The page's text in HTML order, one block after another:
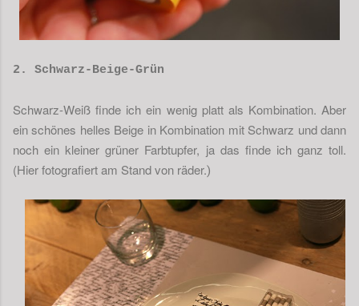
2. Schwarz-Beige-Grün
Schwarz-Weiß finde ich ein wenig platt als Kombination. Aber
ein schönes helles Beige in Kombination mit Schwarz und dann
noch ein kleiner grüner Farbtupfer, ja das finde ich ganz toll.
(Hier fotografiert am Stand von räder.)